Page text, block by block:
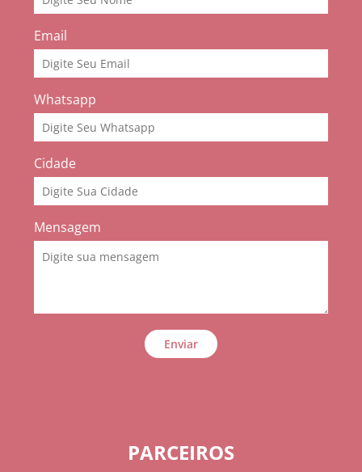
Email
Whatsapp
Cidade
Mensagem
Enviar
PARCEIROS